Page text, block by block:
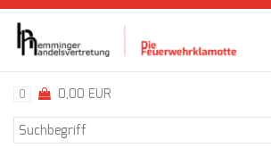
0 0,00 EUR